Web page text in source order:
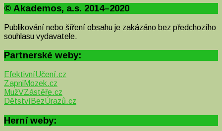
© Akademos, a.s. 2014–2020
Publikování nebo šíření obsahu je zakázáno bez předchozího
souhlasu vydavatele.
Partnerské weby:
EfektivníUčení.cz
ZapniMozek.cz
MužVZástěře.cz
DětstvíBezÚrazů.cz
Herní weby: